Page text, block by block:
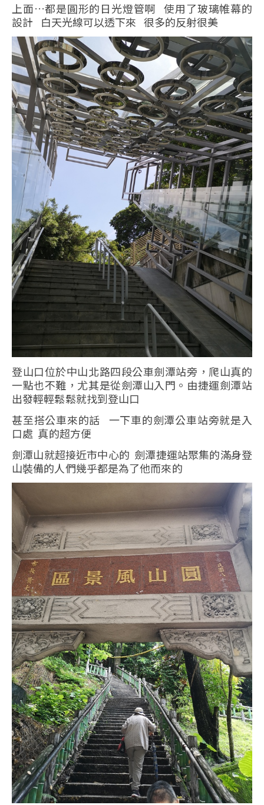
上面…都是圓形的日光燈管啊 使用了玻璃帷幕的
設計 白天光線可以透下來 很多的反射很美
登山口位於中山北路四段公車劍潭站旁，爬山真的
一點也不難，尤其是從劍潭山入門。由捷運劍潭站
出發輕輕鬆鬆就找到登山口
甚至搭公車來的話 一下車的劍潭公車站旁就是入
口處 真的超方便
劍潭山就超接近市中心的 劍潭捷運站聚集的滿身登
山裝備的人們幾乎都是為了他而來的